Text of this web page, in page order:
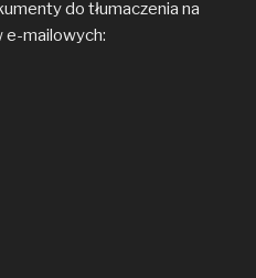
do tłumaczenia na
e-mailowych: